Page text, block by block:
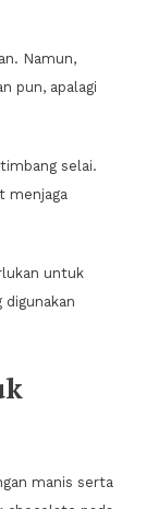
Namun,
pun, apalagi
selai.
menjaga
untuk
manis serta